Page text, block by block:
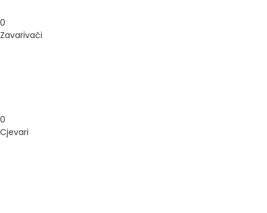
0
Zavarivači
0
Cjevari